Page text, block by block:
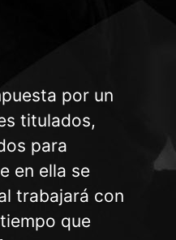
por un
titulados,
para
en ella se
trabajará con
que